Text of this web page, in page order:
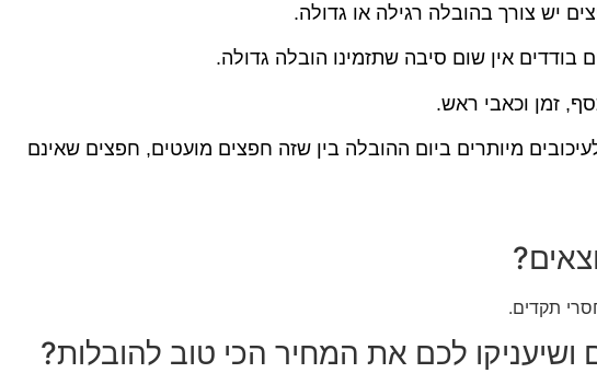
יש צורך בהובלה רגילה או גדולה.
אין שום סיבה שתזמינו הובלה גדולה.
זמן וכאבי ראש.
מיותרים ביום ההובלה בין שזה חפצים מועטים, חפצים שאינם
תקדים.
ושיעניקו לכם את המחיר הכי טוב להובלות?